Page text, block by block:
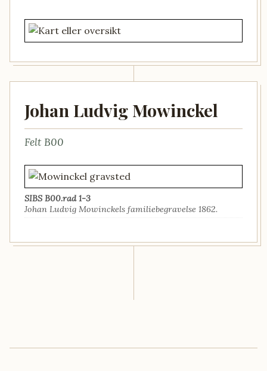
Johan Ludvig Mowinckel
Felt B00
SIBS B00.rad 1-3
Johan Ludvig Mowinckels familiebegravelse 1862.